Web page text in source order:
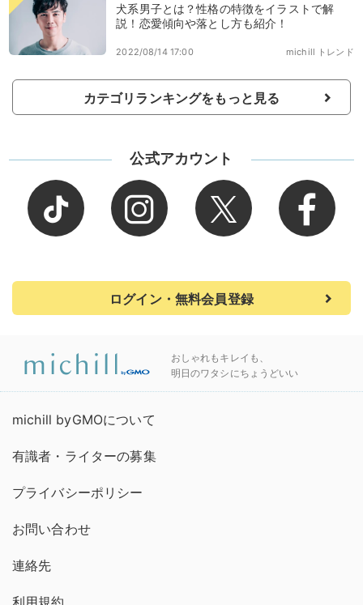
犬系男子とは？性格の特徴をイラストで解
説！恋愛傾向や落とし方も紹介！
michill トレンド
2022/08/14 17:00
カテゴリランキングをもっと見る
公式アカウント
ログイン・無料会員登録
おしゃれもキレイも、
明日のワタシにちょうどいい
michill byGMOについて
有識者・ライターの募集
プライバシーポリシー
お問い合わせ
連絡先
利用規約